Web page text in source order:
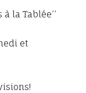
la Tablée’’
et